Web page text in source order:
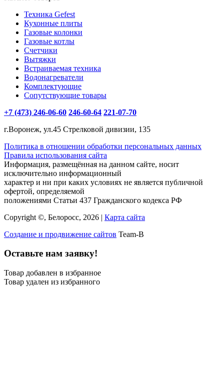
Техника Gefest
Кухонные плиты
Газовые колонки
Газовые котлы
Счетчики
Вытяжки
Встраиваемая техника
Водонагреватели
Комплектующие
Сопутствующие товары
+7 (473) 246-06-60 246-60-64 221-07-70
г.Воронеж, ул.45 Стрелковой дивизии, 135
Политика в отношении обработки персональных данных
Правила использования сайта
Информация, размещённая на данном сайте, носит
исключительно информационный
характер и ни при каких условиях не является публичной
офертой, определяемой
положениями Статьи 437 Гражданского кодекса РФ
Copyright ©, Белоросс, 2026 | Карта сайта
Создание и продвижение сайтов Team-B
Оставьте нам заявку!
Товар добавлен в избранное
Товар удален из избранного